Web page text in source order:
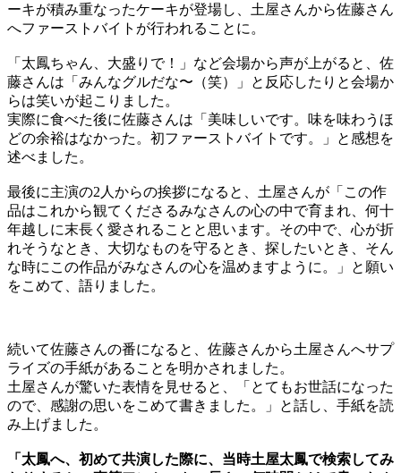
ーキが積み重なったケーキが登場し、土屋さんから佐藤さん
へファーストバイトが行われることに。
「太鳳ちゃん、大盛りで！」など会場から声が上がると、佐
藤さんは「みんなグルだな〜（笑）」と反応したりと会場か
らは笑いが起こりました。
実際に食べた後に佐藤さんは「美味しいです。味を味わうほ
どの余裕はなかった。初ファーストバイトです。」と感想を
述べました。
最後に主演の2人からの挨拶になると、土屋さんが「この作
品はこれから観てくださるみなさんの心の中で育まれ、何十
年越しに末長く愛されることと思います。その中で、心が折
れそうなとき、大切なものを守るとき、探したいとき、そん
な時にこの作品がみなさんの心を温めますように。」と願い
をこめて、語りました。
続いて佐藤さんの番になると、佐藤さんから土屋さんへサプ
ライズの手紙があることを明かされました。
土屋さんが驚いた表情を見せると、「とてもお世話になった
ので、感謝の思いをこめて書きました。」と話し、手紙を読
み上げました。
「太鳳へ、初めて共演した際に、当時土屋太鳳で検索してみ